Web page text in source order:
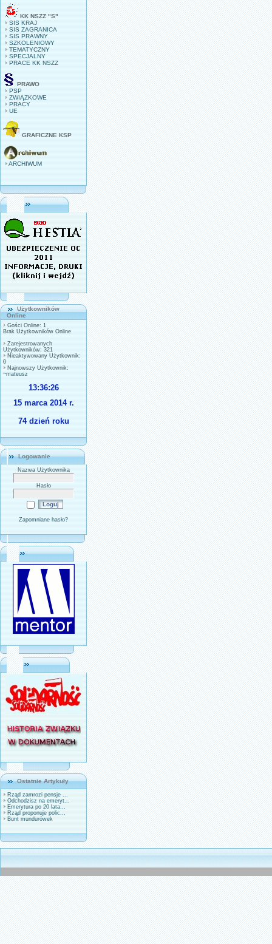
KK NSZZ "S"
SIS KRAJ
SIS ZAGRANICA
SIS PRAWNY
SZKOLENIOWY
TEMATYCZNY
SPECJALNY
PRACE KK NSZZ
PRAWO
PSP
ZWIĄZKOWE
PRACY
UE
GRAFICZNE KSP
ARCHIWUM
Użytkowników
Online
Gości Online: 1
Brak Użytkowników Online
Zarejestrowanych
Użytkowników: 321
Nieaktywowany Użytkownik:
0
Najnowszy Użytkownik:
~mateusz
13:36:26
15 marca 2014 r.
74 dzień roku
Logowanie
Nazwa Użytkownika
Hasło
Zapomniane hasło?
Ostatnie Artykuły
Rząd zamrozi pensje ...
Odchodzisz na emeryt...
Emerytura po 20 lata...
Rząd proponuje polic...
Bunt mundurówek